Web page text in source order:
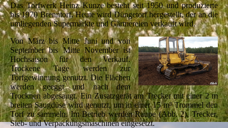
Das Torfwerk Heinz Kunze besteht seit 1950 und produzierte
bis 1970 Brenntorf. Heute wird Düngetorf hergestellt, der an die
umliegenden Supermärkte und Gärtnereien verkauft wird.
Von März bis Mitte Juni und von
September bis Mitte November ist
Hochsaison für den Verkauf.
Trockene Tage werden zur
Torfgewinnung genutzt. Die Flächen
werden geeggt und nach dem
Trocknen abgesaugt. Ein Zusatzgerät am Trecker mit einer 2 m
breiten Saugdüse wird genutzt, um in einer 15 m³ Trommel den
Torf zu sammeln. Im Betrieb werden Raupe (Abb. 2), Trecker,
Sieb- und Verpackungsmaschinen eingesetzt.